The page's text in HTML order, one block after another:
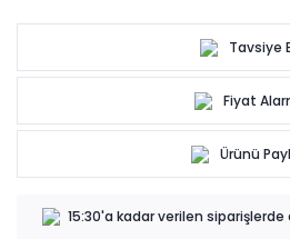
Tavsiye
Fiyat
Ürünü
15:30'a kadar verilen siparişlerde